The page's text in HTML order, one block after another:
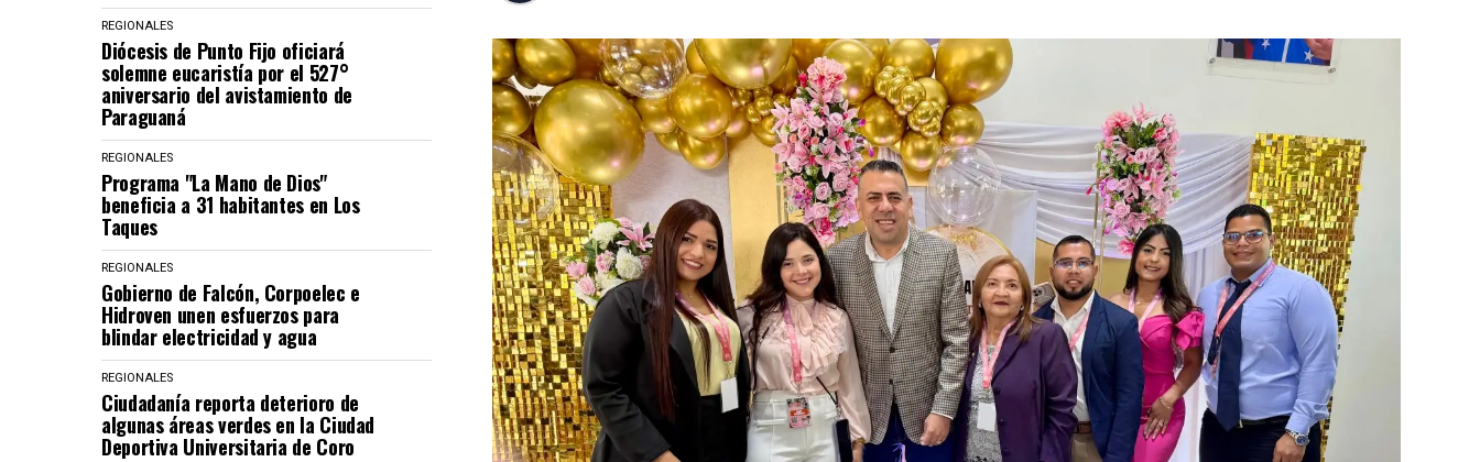
REGIONALES
Diócesis de Punto Fijo oficiará
solemne eucaristía por el 527°
aniversario del avistamiento de
Paraguaná
REGIONALES
Programa "La Mano de Dios"
beneficia a 31 habitantes en Los
Taques
REGIONALES
Gobierno de Falcón, Corpoelec e
Hidroven unen esfuerzos para
blindar electricidad y agua
REGIONALES
Ciudadanía reporta deterioro de
algunas áreas verdes en la Ciudad
Deportiva Universitaria de Coro